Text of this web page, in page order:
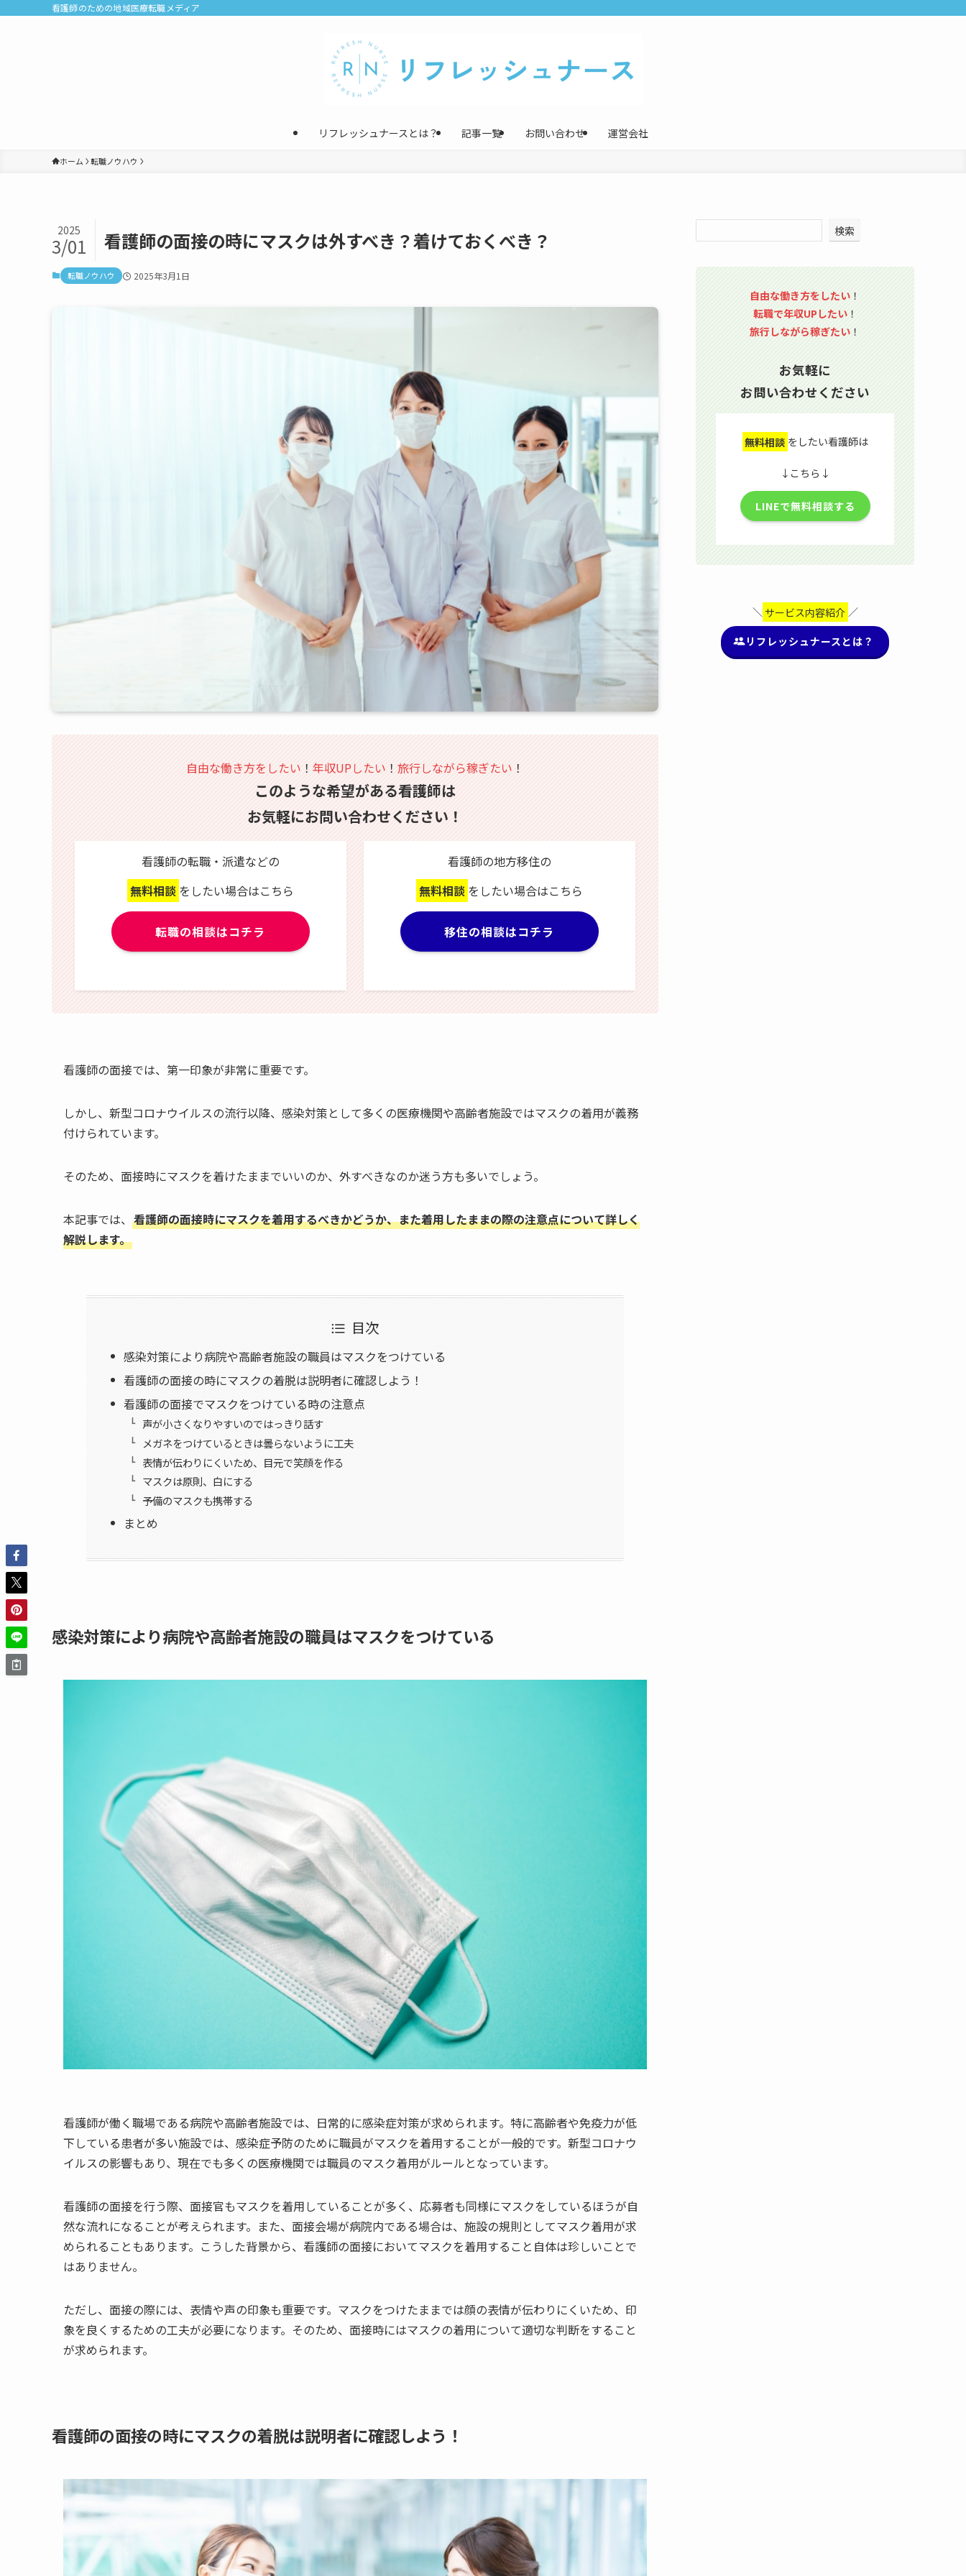
看護師のための地域医療転職メディア
リフレッシュナースとは？ 記事一覧 お問い合わせ 運営会社
ホーム 転職ノウハウ
看護師の面接の時にマスクは外すべき？着けておくべき？
2025
3/01
転職ノウハウ 2025年3月1日
自由な働き方をしたい ！ 年収UPしたい ！ 旅行しながら稼ぎたい ！
このような希望がある看護師は
お気軽にお問い合わせください！
看護師の転職・派遣などの
無料相談 をしたい場合はこちら
転職の相談はコチラ
看護師の地方移住の
無料相談 をしたい場合はこちら
移住の相談はコチラ
看護師の面接では、第一印象が非常に重要です。
しかし、新型コロナウイルスの流行以降、感染対策として多くの医療機関や高齢者施設ではマスクの着用が義務
付けられています。
そのため、面接時にマスクを着けたままでいいのか、外すべきなのか迷う方も多いでしょう。
本記事では、 看護師の面接時にマスクを着用するべきかどうか、また着用したままの際の注意点について詳しく
解説します。
目次
感染対策により病院や高齢者施設の職員はマスクをつけている
看護師の面接の時にマスクの着脱は説明者に確認しよう！
看護師の面接でマスクをつけている時の注意点
声が小さくなりやすいのではっきり話す
メガネをつけているときは曇らないように工夫
表情が伝わりにくいため、目元で笑顔を作る
マスクは原則、白にする
予備のマスクも携帯する
まとめ
感染対策により病院や高齢者施設の職員はマスクをつけている
看護師が働く職場である病院や高齢者施設では、日常的に感染症対策が求められます。特に高齢者や免疫力が低
下している患者が多い施設では、感染症予防のために職員がマスクを着用することが一般的です。新型コロナウ
イルスの影響もあり、現在でも多くの医療機関では職員のマスク着用がルールとなっています。
看護師の面接を行う際、面接官もマスクを着用していることが多く、応募者も同様にマスクをしているほうが自
然な流れになることが考えられます。また、面接会場が病院内である場合は、施設の規則としてマスク着用が求
められることもあります。こうした背景から、看護師の面接においてマスクを着用すること自体は珍しいことで
はありません。
ただし、面接の際には、表情や声の印象も重要です。マスクをつけたままでは顔の表情が伝わりにくいため、印
象を良くするための工夫が必要になります。そのため、面接時にはマスクの着用について適切な判断をすること
が求められます。
看護師の面接の時にマスクの着脱は説明者に確認しよう！
検索
自由な働き方をしたい ！
転職で年収UPしたい！
旅行しながら稼ぎたい ！
お気軽に
お問い合わせください
無料相談 をしたい看護師は
↓こちら↓
LINEで無料相談する
＼ サービス内容紹介 ／
リフレッシュナースとは？